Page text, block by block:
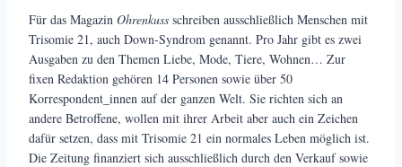
Für das Magazin Ohrenkuss schreiben ausschließlich Menschen mit
Trisomie 21, auch Down-Syndrom genannt. Pro Jahr gibt es zwei
Ausgaben zu den Themen Liebe, Mode, Tiere, Wohnen… Zur
fixen Redaktion gehören 14 Personen sowie über 50
Korrespondent_innen auf der ganzen Welt. Sie richten sich an
andere Betroffene, wollen mit ihrer Arbeit aber auch ein Zeichen
dafür setzen, dass mit Trisomie 21 ein normales Leben möglich ist.
Die Zeitung finanziert sich ausschließlich durch den Verkauf sowie